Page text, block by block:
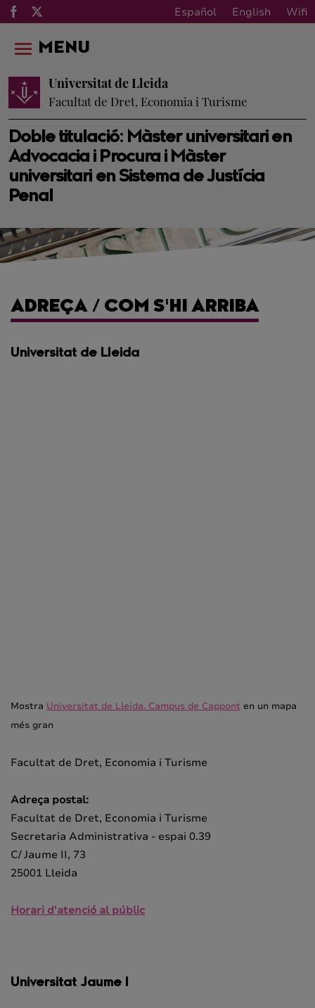
Español English Wifi
Doble titulació: Màster universitari en
Advocacia i Procura i Màster
universitari en Sistema de Justícia
Penal
Universitat de Lleida
Facultat de Dret, Economia i Turisme
MENU
ADREÇA / COM S'HI ARRIBA
Universitat de Lleida
Mostra Universitat de Lleida. Campus de Cappont en un mapa
més gran
Facultat de Dret, Economia i Turisme
Adreça postal:
Facultat de Dret, Economia i Turisme
Secretaria Administrativa - espai 0.39
C/ Jaume II, 73
25001 Lleida
Horari d'atenció al públic
Universitat Jaume I